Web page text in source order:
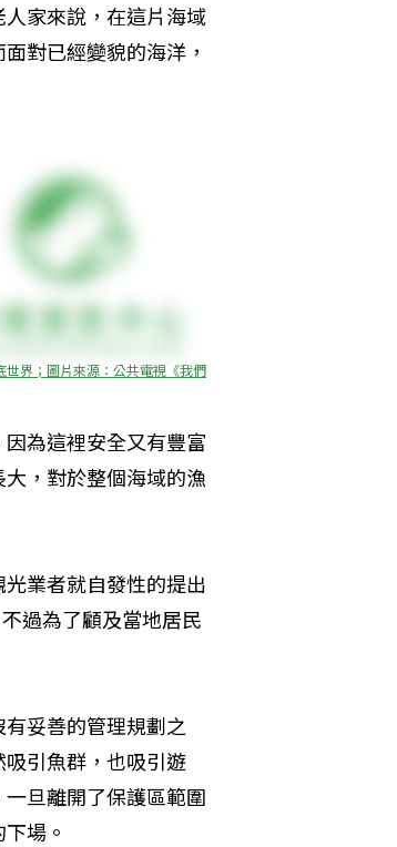
家來說，在這片海域
對已經變貌的海洋，
世界；圖片來源：公共電視《我們
為這裡安全又有豐富
，對於整個海域的漁
業者就自發性的提出
過為了顧及當地居民
妥善的管理規劃之
引魚群，也吸引遊
旦離開了保護區範圍
場。